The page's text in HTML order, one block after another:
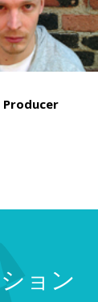
Producer
ョン